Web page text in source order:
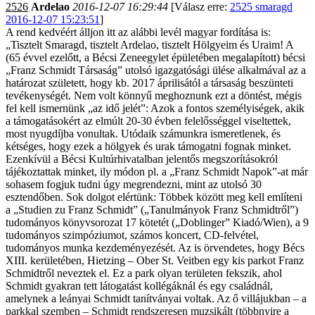
2526 Ardelao 2016-12-07 16:29:44 [Válasz erre: 2525 smaragd
2016-12-07 15:23:51]
A rend kedvéért álljon itt az alábbi levél magyar fordítása is:
„Tisztelt Smaragd, tisztelt Ardelao, tisztelt Hölgyeim és Uraim! A
(65 évvel ezelőtt, a Bécsi Zeneegylet épületében megalapított) bécsi
„Franz Schmidt Társaság” utolsó igazgatósági ülése alkalmával az a
határozat született, hogy kb. 2017 áprilisától a társaság beszünteti
tevékenységét. Nem volt könnyű meghoznunk ezt a döntést, mégis
fel kell ismernünk „az idő jelét”: Azok a fontos személyiségek, akik
a támogatásokért az elmúlt 20-30 évben felelősséggel viseltettek,
most nyugdíjba vonultak. Utódaik számunkra ismeretlenek, és
kétséges, hogy ezek a hölgyek és urak támogatni fognak minket.
Ezenkívül a Bécsi Kultúrhivatalban jelentős megszorításokról
tájékoztattak minket, ily módon pl. a „Franz Schmidt Napok”-at már
sohasem fogjuk tudni úgy megrendezni, mint az utolsó 30
esztendőben. Sok dolgot elértünk: Többek között meg kell említeni
a „Studien zu Franz Schmidt” („Tanulmányok Franz Schmidtről”)
tudományos könyvsorozat 17 kötetét („Doblinger” Kiadó/Wien), a 9
tudományos szimpóziumot, számos koncert, CD-felvétel,
tudományos munka kezdeményezését. Az is örvendetes, hogy Bécs
XIII. kerületében, Hietzing – Ober St. Veitben egy kis parkot Franz
Schmidtről neveztek el. Ez a park olyan területen fekszik, ahol
Schmidt gyakran tett látogatást kollégáknál és egy családnál,
amelynek a leányai Schmidt tanítványai voltak. Az ő villájukban – a
parkkal szemben – Schmidt rendszeresen muzsikált (többnyire a